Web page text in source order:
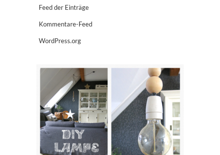
Feed der Einträge
Kommentare-Feed
WordPress.org